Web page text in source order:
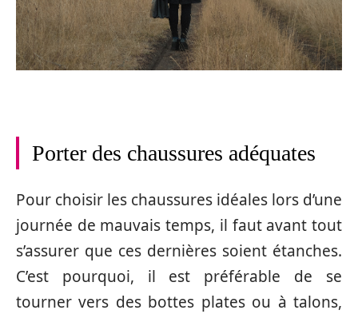
Porter des chaussures adéquates
Pour choisir les chaussures idéales lors d’une
journée de mauvais temps, il faut avant tout
s’assurer que ces dernières soient étanches.
C’est pourquoi, il est préférable de se
tourner vers des bottes plates ou à talons,